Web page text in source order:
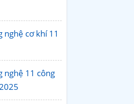
cơ khí 11
nghệ 11 công